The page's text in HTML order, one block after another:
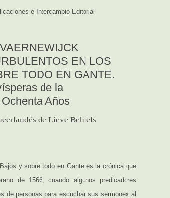
e Intercambio Editorial
EN LOS
TODO EN GANTE.
de la
Años
de Lieve Behiels
y sobre todo en Gante es la crónica que
de 1566, cuando algunos predicadores
de personas para escuchar sus sermones al